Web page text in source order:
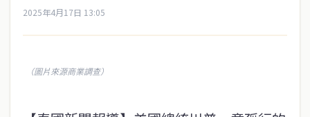
2025年4月17日 13:05
（圖片來源商業調查）